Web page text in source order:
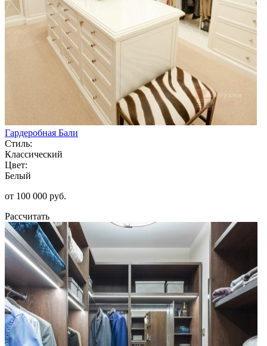
Гардеробная Бали
Стиль:
Классический
Цвет:
Белый
от 100 000 руб.
Рассчитать